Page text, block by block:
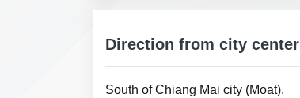
Direction from city center
South of Chiang Mai city (Moat).